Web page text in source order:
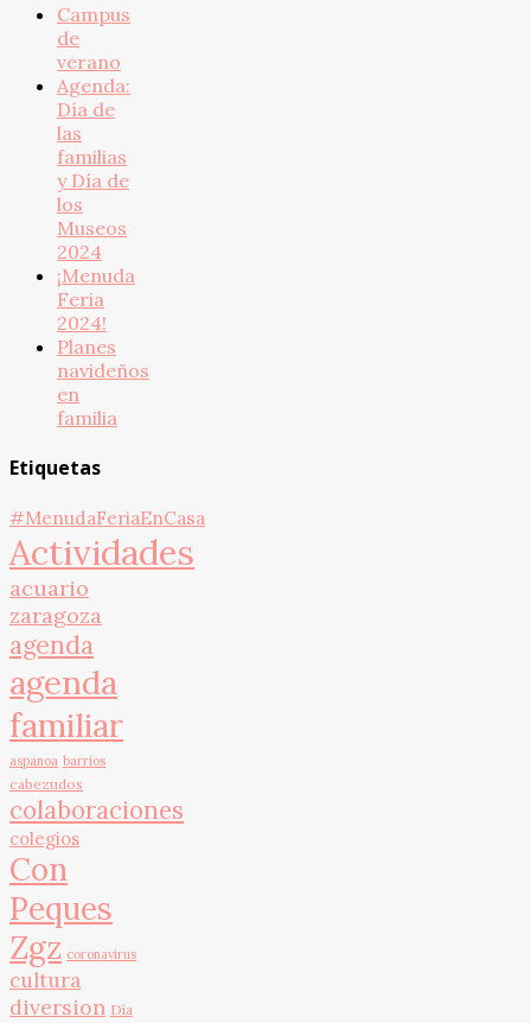
Campus
de
verano
Agenda:
Día de
las
familias
y Día de
los
Museos
2024
¡Menuda
Feria
2024!
Planes
navideños
en
familia
Etiquetas
#MenudaFeriaEnCasa
Actividades
acuario
zaragoza
agenda
agenda
familiar
aspanoa barrios
cabezudos
colaboraciones
colegios
Con
Peques
Zgz coronavirus
cultura
diversion Día